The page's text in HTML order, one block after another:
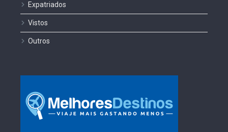
Expatriados
Vistos
Outros